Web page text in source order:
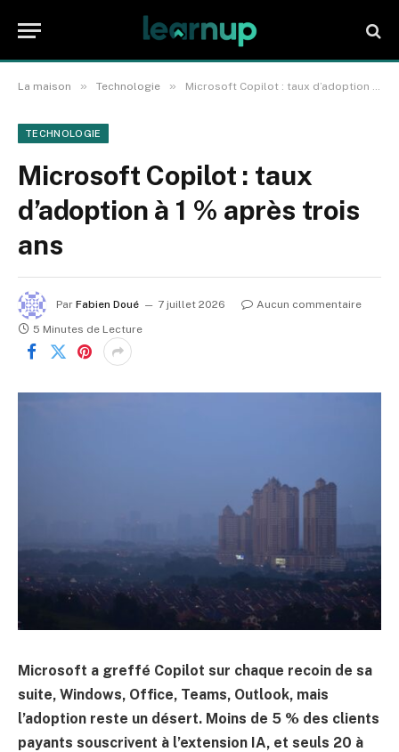
La maison » Technologie » Microsoft Copilot : taux d’adoption à 1 % après trois ans
TECHNOLOGIE
Microsoft Copilot : taux
d’adoption à 1 % après trois
ans
Par Fabien Doué 7 juillet 2026
Aucun commentaire
5 Minutes de Lecture
Microsoft a greffé Copilot sur chaque recoin de sa
suite, Windows, Office, Teams, Outlook, mais
l’adoption reste un désert. Moins de 5 % des clients
payants souscrivent à l’extension IA, et seuls 20 à